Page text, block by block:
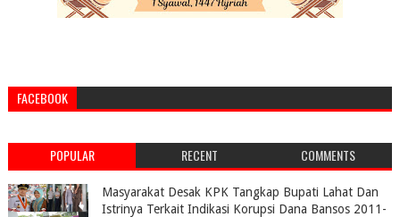
FACEBOOK
POPULAR RECENT COMMENTS
Masyarakat Desak KPK Tangkap Bupati Lahat Dan
Istrinya Terkait Indikasi Korupsi Dana Bansos 2011-